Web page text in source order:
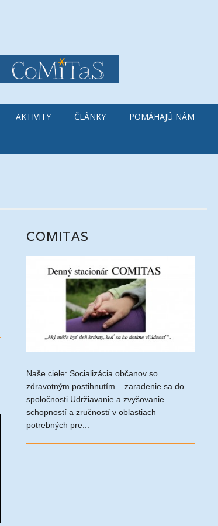
AKTIVITY ČLÁNKY POMÁHAJÚ NÁM
COMITAS
Naše ciele: Socializácia občanov so
zdravotným postihnutím – zaradenie sa do
spoločnosti Udržiavanie a zvyšovanie
schopností a zručností v oblastiach
potrebných pre...